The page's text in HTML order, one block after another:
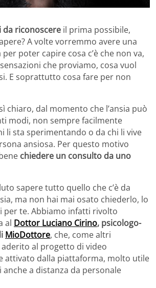
da riconoscere il prima possibile,
A volte vorremmo avere una
poter capire cosa c’è che non va,
che proviamo, cosa vuol
E soprattutto cosa fare per non
chiaro, dal momento che l’ansia può
modi, non sempre facilmente
li sta sperimentando o da chi li vive
ansiosa. Per questo motivo
chiedere un consulto da uno
sapere tutto quello che c’è da
ma non hai mai osato chiederlo, lo
per te. Abbiamo infatti rivolto
al Dottor Luciano Cirino, psicologo-
MioDottore, che, come altri
al progetto di video
attivato dalla piattaforma, molto utile
anche a distanza da personale